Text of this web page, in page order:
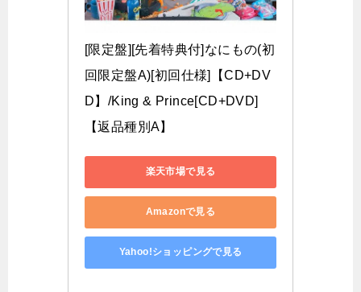
[限定盤][先着特典付]なにもの(初
回限定盤A)[初回仕様]【CD+DV
D】/King & Prince[CD+DVD]
【返品種別A】
楽天市場で見る
Amazonで見る
Yahoo!ショッピングで見る